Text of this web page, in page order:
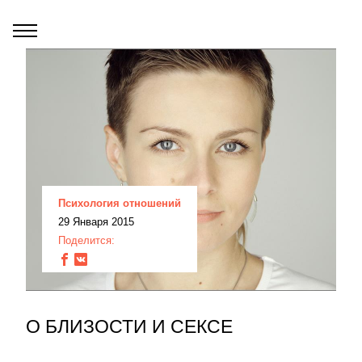
Психология отношений
29 Января 2015
Поделится:
О БЛИЗОСТИ И СЕКСЕ